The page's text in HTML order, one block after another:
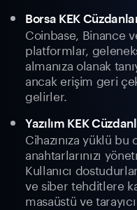
Borsa KEK
Coinbase, Binance
platformlar,
almanıza olanak
ancak erişim geri
gelirler.
Yazılım KEK
Cihazınıza yüklü bu
anahtarlarınızı
Kullanıcı
ve siber tehditlere
masaüstü ve